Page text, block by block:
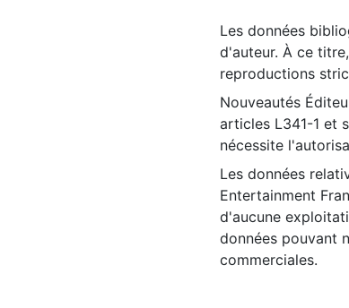
Les données
d'auteur. À ce
reproductions
Nouveautés
articles L341-1 et
nécessite
Les données
Entertainment
d'aucune
données pouvant
commerciales.